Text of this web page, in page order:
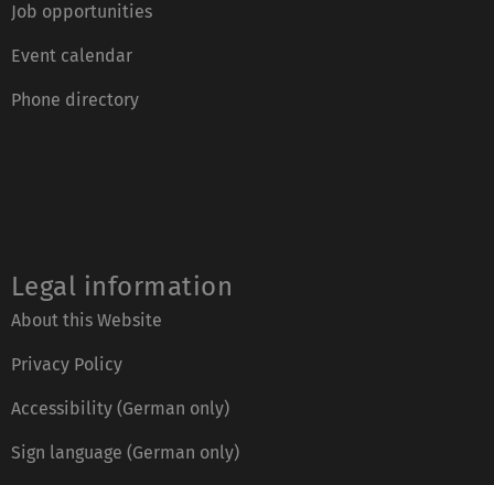
Job opportunities
Event calendar
Phone directory
Legal information
About this Website
Privacy Policy
Accessibility (German only)
Sign language (German only)